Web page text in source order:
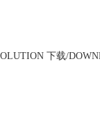
下载/